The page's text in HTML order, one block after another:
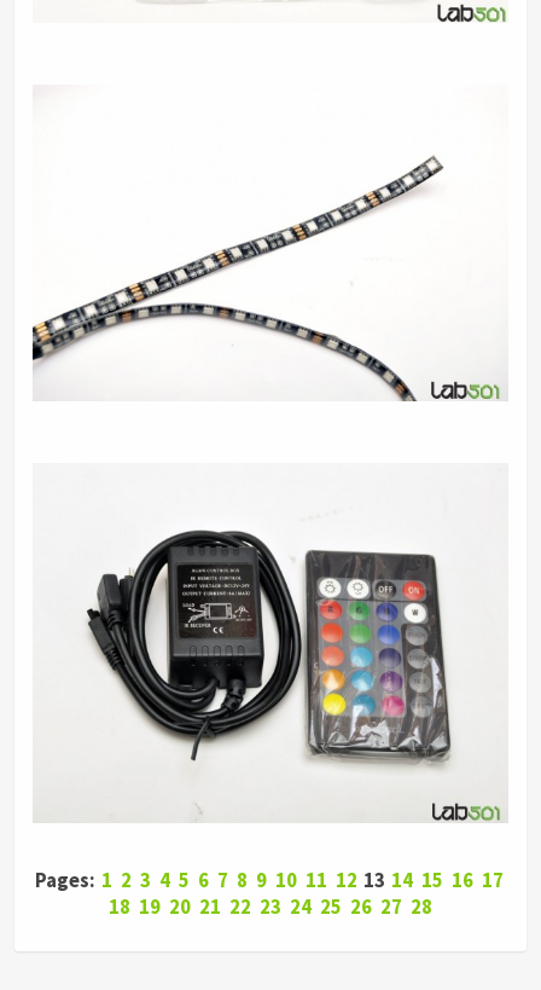
Pages: 1 2 3 4 5 6 7 8 9 10 11 12 13 14 15 16 17
18 19 20 21 22 23 24 25 26 27 28